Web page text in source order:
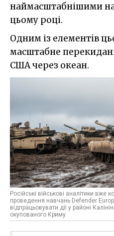
наймасштабнішими
цьому році.
Одним із елементів
масштабне
США через океан.
Російські військові аналітики вже
проведення навчань Defender
відпрацьовувати дії у районі
окупованого Криму